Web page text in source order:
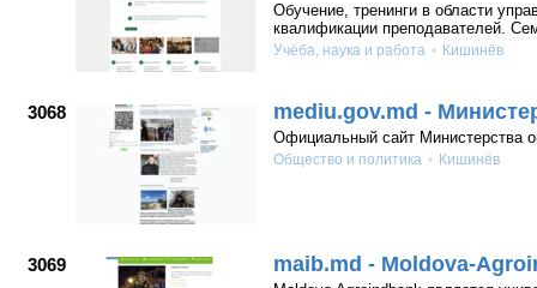
Обучение, тренинги в области
квалификации преподавателей.
Учёба, наука и работа Кишинёв
3068 mediu.gov.md -
Официальный сайт Министерства
Общество и политика Кишинёв
3069 maib.md - Moldova-